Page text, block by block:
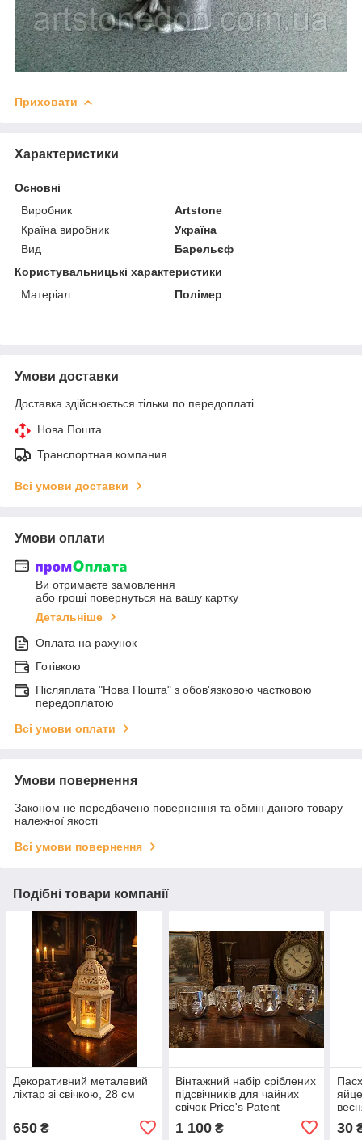
Приховати
Характеристики
Основні
Виробник
Artstone
Країна виробник
Україна
Вид
Барельєф
Користувальницькі характеристики
Матеріал
Полімер
Умови доставки
Доставка здійснюється тільки по передоплаті.
Нова Пошта
Транспортная компания
Всі умови доставки
Умови оплати
Ви отримаєте замовлення
або гроші повернуться на вашу картку
Детальніше
Оплата на рахунок
Готівкою
Післяплата "Нова Пошта" з обов'язковою частковою
передоплатою
Всі умови оплати
Умови повернення
Законом не передбачено повернення та обмін даного товару
належної якості
Всі умови повернення
Подібні товари компанії
Декоративний металевий
ліхтар зі свічкою, 28 см
650 ₴
Вінтажний набір сріблених
підсвічників для чайних
свічок Price's Patent
Candles Ltd, 4 шт., 4 × 5 см
1 100₴
см
30